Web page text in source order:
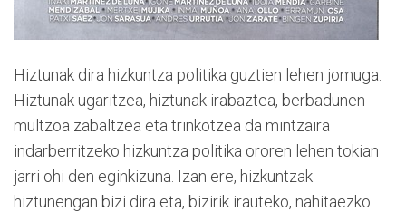
Hiztunak dira hizkuntza politika guztien lehen jomuga.
Hiztunak ugaritzea, hiztunak irabaztea, berbadunen
multzoa zabaltzea eta trinkotzea da mintzaira
indarberritzeko hizkuntza politika ororen lehen tokian
jarri ohi den eginkizuna. Izan ere, hizkuntzak
hiztunengan bizi dira eta, bizirik irauteko, nahitaezko